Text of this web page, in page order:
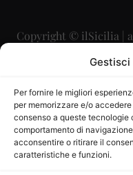
Gestisci
Per fornire le migliori
per memorizzare e/o
consenso a queste tecnologie
comportamento di
acconsentire o ritirare il
caratteristiche e funzioni.
Copyright © ilSicilia |
Direttore
Direttore